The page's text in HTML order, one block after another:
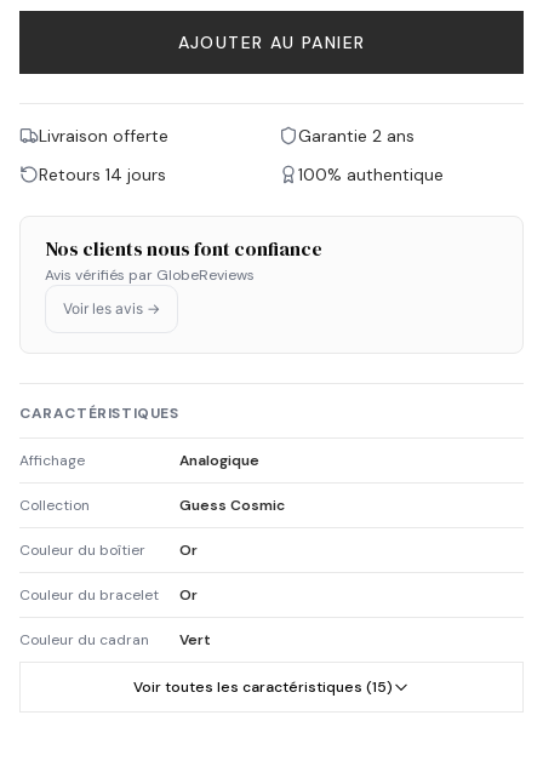
AJOUTER AU PANIER
Livraison offerte
Garantie 2 ans
Retours 14 jours
100% authentique
Nos clients nous font confiance
Avis vérifiés par GlobeReviews
Voir les avis →
CARACTÉRISTIQUES
Affichage Analogique
Collection Guess Cosmic
Couleur du boîtier Or
Couleur du bracelet Or
Couleur du cadran Vert
Voir toutes les caractéristiques (15)